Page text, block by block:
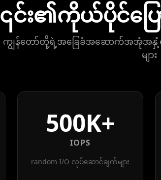
၎င်း၏ကိုယ်ပိုင်ပြ
ကျွန်တော်တို့ရဲ့အခြေခံအဆောက်အအုံအနှံ့တို
များ
500K+
IOPS
random I/O လုပ်ဆောင်ချက်များ